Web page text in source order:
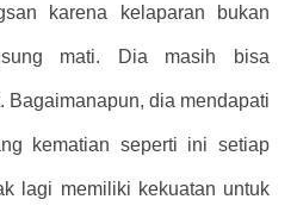
karena kelaparan bukan
mati. Dia masih bisa
Bagaimanapun, dia mendapati
kematian seperti ini setiap
lagi memiliki kekuatan untuk